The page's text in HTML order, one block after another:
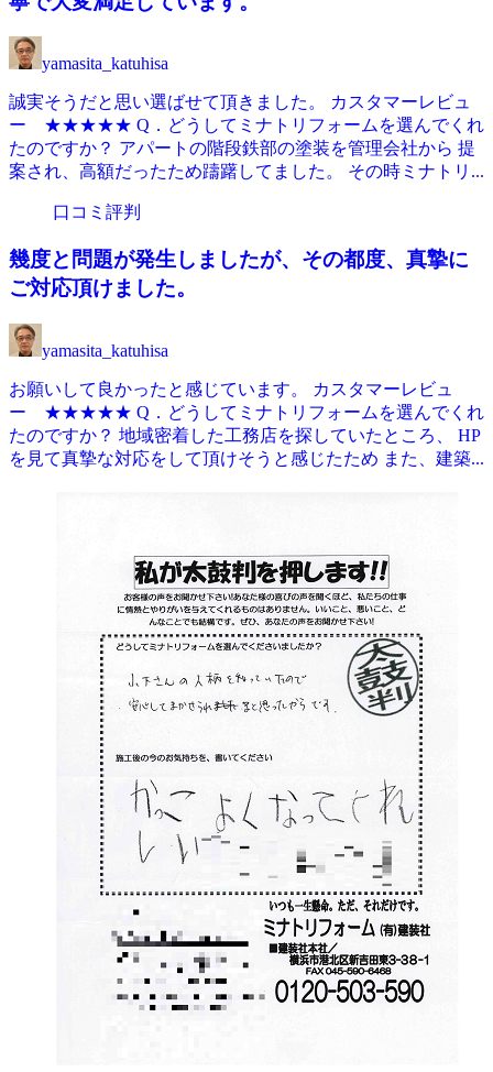
yamasita_katuhisa
誠実そうだと思い選ばせて頂きました。 カスタマーレビュ
ー ★★★★★ Q．どうしてミナトリフォームを選んでくれ
たのですか？ アパートの階段鉄部の塗装を管理会社から 提
案され、高額だったため躊躇してました。 その時ミナトリ...
口コミ評判
幾度と問題が発生しましたが、その都度、真摯に
ご対応頂けました。
yamasita_katuhisa
お願いして良かったと感じています。 カスタマーレビュ
ー ★★★★★ Q．どうしてミナトリフォームを選んでくれ
たのですか？ 地域密着した工務店を探していたところ、 HP
を見て真摯な対応をして頂けそうと感じたため また、建築...